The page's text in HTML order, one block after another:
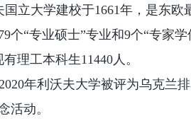
国立大学建校于1661年，是东
个“专业硕士”专业和9个“专家
理工本科生11440人。
年利沃夫大学被评为乌克兰
活动。